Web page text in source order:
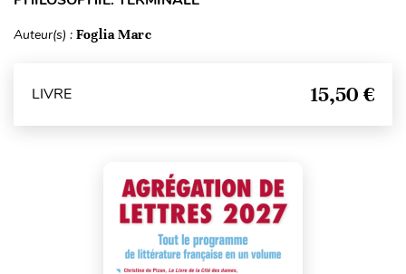
Auteur(s) : Foglia Marc
LIVRE 15,50 €